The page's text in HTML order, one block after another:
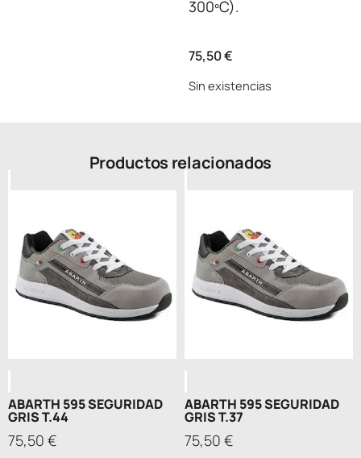
300ºC).
75,50€
Sin existencias
Productos relacionados
ABARTH 595 SEGURIDAD
GRIS T.44
75,50 €
ABARTH 595 SEGURIDAD
GRIS T.37
75,50 €